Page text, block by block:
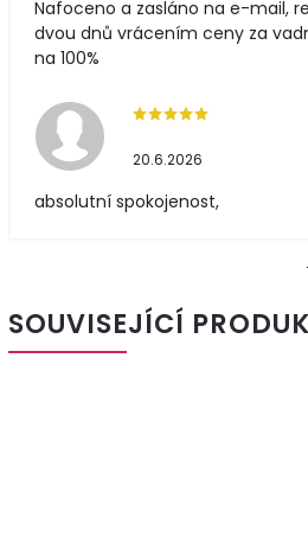
Nafoceno a zasláno na e-mail,
dvou dnů vrácením ceny za
na 100%
20.6.2026
absolutní spokojenost,
SOUVISEJÍCÍ